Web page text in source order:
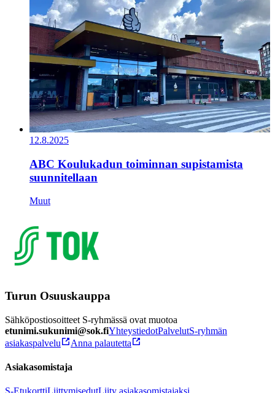
12.8.2025
ABC Koulukadun toiminnan supistamista
suunnitellaan
Muut
Turun Osuuskauppa
Sähköpostiosoitteet S-ryhmässä ovat muotoa
etunimi.sukunimi@sok.fiYhteystiedotPalvelutS-ryhmän
asiakaspalvelu
Anna palautetta
Asiakasomistaja